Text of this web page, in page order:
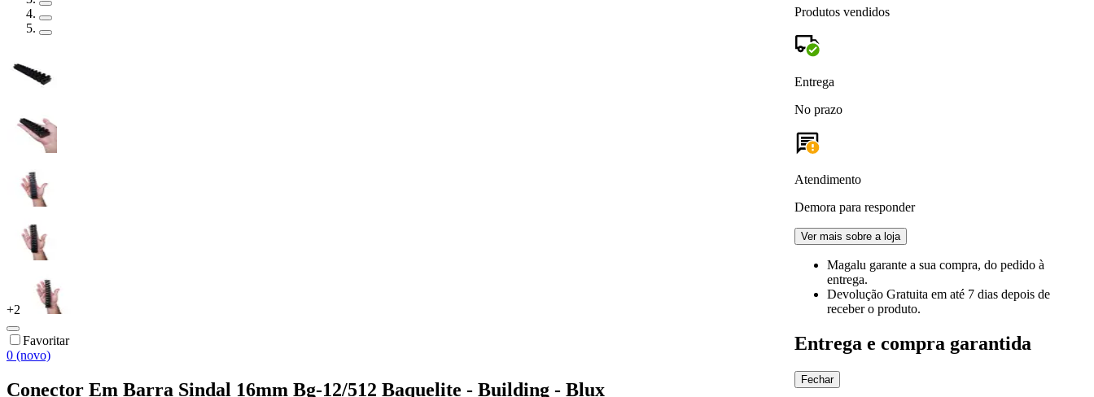
+2
Favoritar
0 (novo)
Conector Em Barra Sindal 16mm Bg-12/512 Baquelite - Building - Blux
Produtos vendidos
Entrega
No prazo
Atendimento
Demora para responder
Ver mais sobre a loja
Magalu garante a sua compra, do pedido à
entrega.
Devolução Gratuita em até 7 dias depois de
receber o produto.
Entrega e compra garantida
Fechar